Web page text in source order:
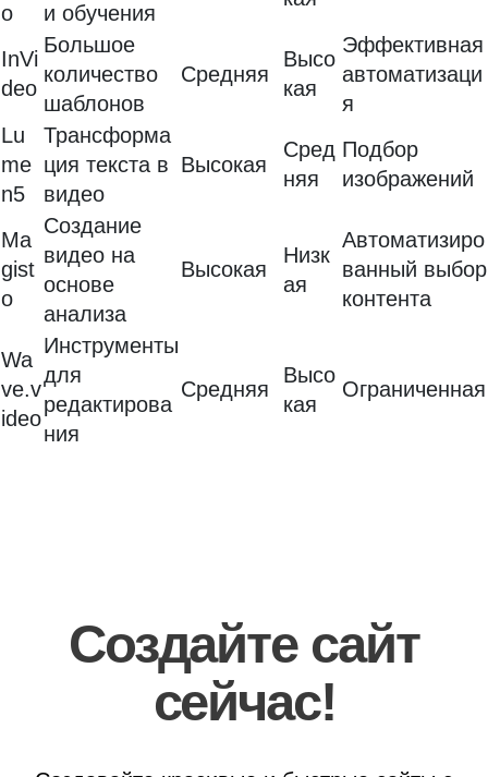
o
и обучения
InVi
deo
Большое
количество
шаблонов
Средняя
Высо
кая
Эффективная
автоматизаци
я
Lu
me
n5
Трансформа
ция текста в
видео
Высокая
Сред
няя
Подбор
изображений
Ma
gist
o
Создание
видео на
основе
анализа
Высокая
Низк
ая
Автоматизиро
ванный выбор
контента
Wa
ve.v
ideo
Инструменты
для
редактирова
ния
Средняя
Высо
кая
Ограниченная
Создайте сайт
сейчас!